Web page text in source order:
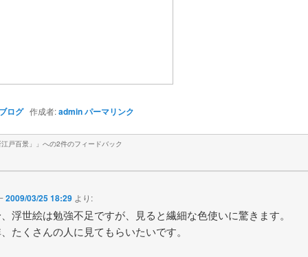
ログ作成者:adminパーマリンク
戸百景」 」への2件のフィードバック
2009/03/25 18:29 より:
浮世絵は勉強不足ですが、見ると繊細な色使いに驚きます。
くさんの人に見てもらいたいです。